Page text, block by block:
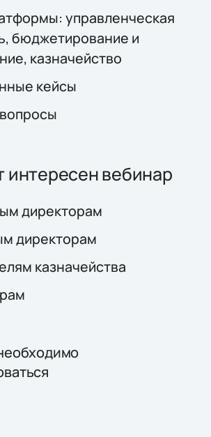
управленческая
бюджетирование и
казначейство
кейсы
интересен вебинар
директорам
директорам
казначейства